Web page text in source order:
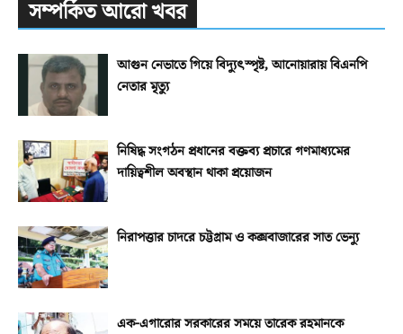
সম্পর্কিত আরো খবর
আগুন নেভাতে গিয়ে বিদ্যুৎস্পৃষ্ট, আনোয়ারায় বিএনপি
নেতার মৃত্যু
নিষিদ্ধ সংগঠন প্রধানের বক্তব্য প্রচারে গণমাধ্যমের
দায়িত্বশীল অবস্থান থাকা প্রয়োজন
নিরাপত্তার চাদরে চট্টগ্রাম ও কক্সবাজারের সাত ভেন্যু
এক-এগারোর সরকারের সময়ে তারেক রহমানকে